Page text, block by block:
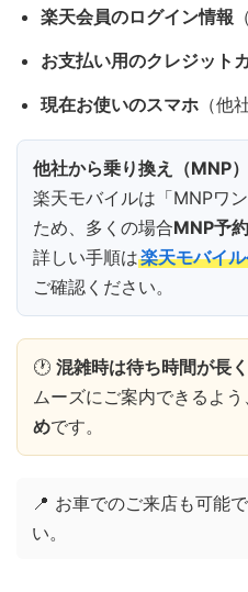
楽天会員のログイン情報
お支払い用のクレジット
現在お使いのスマホ （他
他社から乗り換え（MNP
楽天モバイルは「MNPワ
ため、多くの場合MNP予
詳しい手順は楽天モバイ
ご確認ください。
🕐 混雑時は待ち時間が長
ムーズにご案内できるよう
めです。
📍 お車でのご来店も可能
い。